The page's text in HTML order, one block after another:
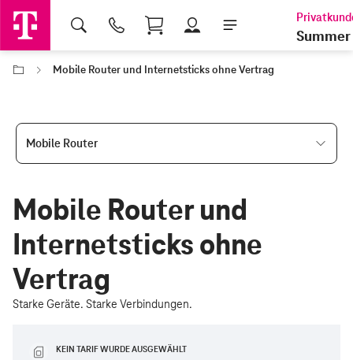
Shopping Cart
Summer
Mobile Router und Internetsticks ohne Vertrag
Mobile Router
Mobile Router und
Internetsticks ohne
Vertrag
Starke Geräte. Starke Verbindungen.
KEIN TARIF WURDE AUSGEWÄHLT